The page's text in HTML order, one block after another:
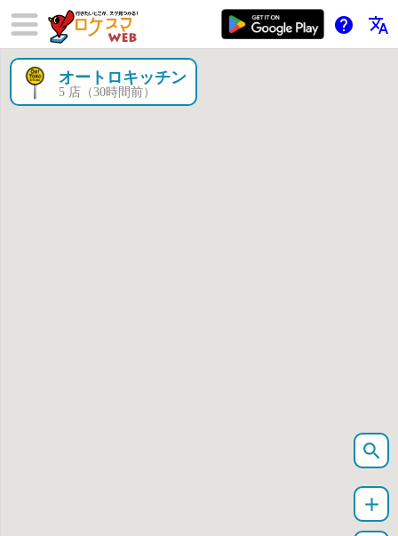
help translate
×
オートロキッチン
5 店（30時間前）
search
add